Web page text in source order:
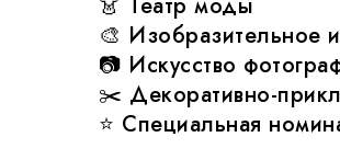
🎨 Изобразительное
📷 Искусство
✂️ Декоративно-
⭐ Специальная